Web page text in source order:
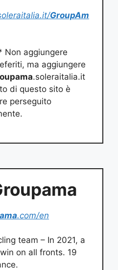
GroupAm
Non aggiungere
ma aggiungere
.soleraitalia.it
di questo sito è
perseguito
.com/en
team – In 2021, a
on all fronts. 19